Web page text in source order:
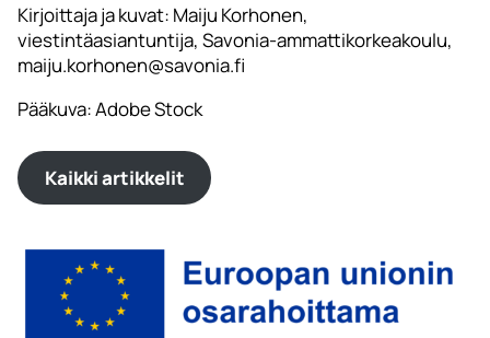
Kirjoittaja ja kuvat: Maiju Korhonen,
viestintäasiantuntija, Savonia-ammattikorkeakoulu,
maiju.korhonen@savonia.fi
Pääkuva: Adobe Stock
Kaikki artikkelit